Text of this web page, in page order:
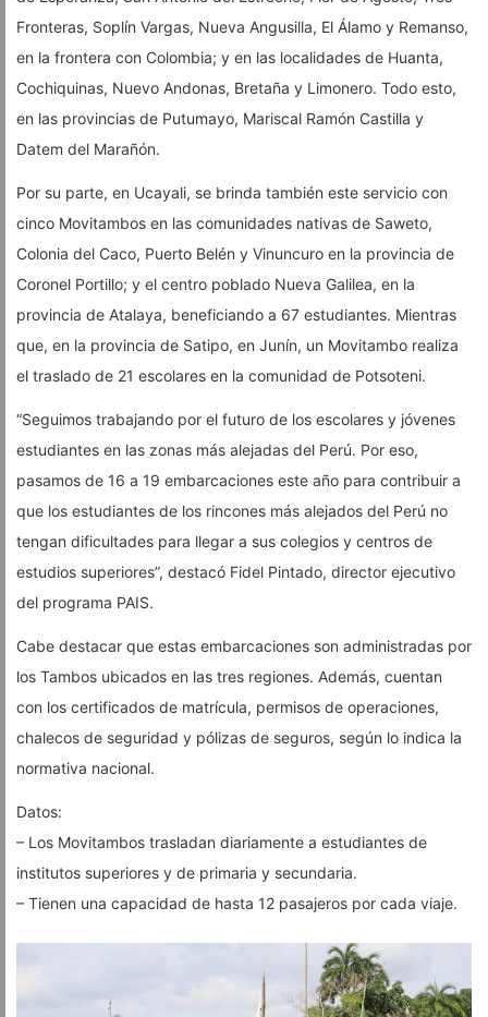
Fronteras, Soplín Vargas, Nueva Angusilla, El Álamo y Remanso,
en la frontera con Colombia; y en las localidades de Huanta,
Cochiquinas, Nuevo Andonas, Bretaña y Limonero. Todo esto,
en las provincias de Putumayo, Mariscal Ramón Castilla y
Datem del Marañón.
Por su parte, en Ucayali, se brinda también este servicio con
cinco Movitambos en las comunidades nativas de Saweto,
Colonia del Caco, Puerto Belén y Vinuncuro en la provincia de
Coronel Portillo; y el centro poblado Nueva Galilea, en la
provincia de Atalaya, beneficiando a 67 estudiantes. Mientras
que, en la provincia de Satipo, en Junín, un Movitambo realiza
el traslado de 21 escolares en la comunidad de Potsoteni.
“Seguimos trabajando por el futuro de los escolares y jóvenes
estudiantes en las zonas más alejadas del Perú. Por eso,
pasamos de 16 a 19 embarcaciones este año para contribuir a
que los estudiantes de los rincones más alejados del Perú no
tengan dificultades para llegar a sus colegios y centros de
estudios superiores”, destacó Fidel Pintado, director ejecutivo
del programa PAIS.
Cabe destacar que estas embarcaciones son administradas por
los Tambos ubicados en las tres regiones. Además, cuentan
con los certificados de matrícula, permisos de operaciones,
chalecos de seguridad y pólizas de seguros, según lo indica la
normativa nacional.
Datos:
– Los Movitambos trasladan diariamente a estudiantes de
institutos superiores y de primaria y secundaria.
– Tienen una capacidad de hasta 12 pasajeros por cada viaje.